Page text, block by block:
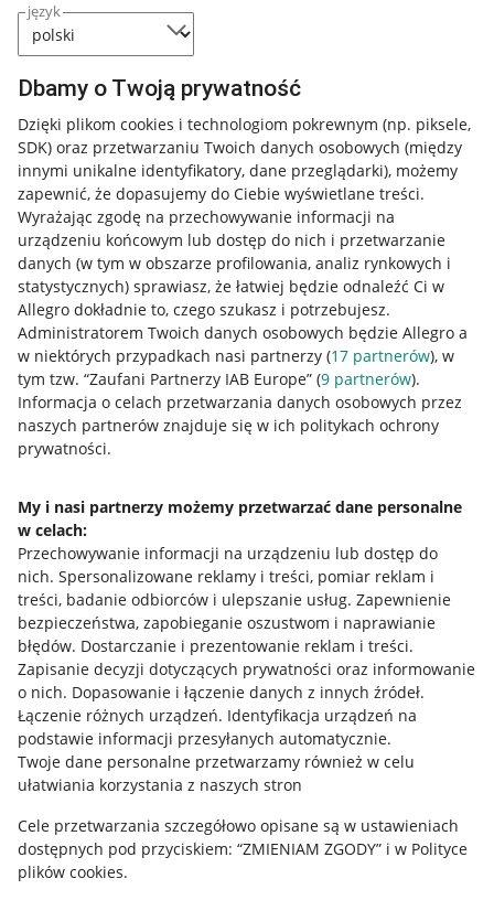
język
Dbamy o Twoją prywatność
Dzięki plikom cookies i technologiom pokrewnym (np. piksele,
SDK) oraz przetwarzaniu Twoich danych osobowych (między
innymi unikalne identyfikatory, dane przeglądarki), możemy
zapewnić, że dopasujemy do Ciebie wyświetlane treści.
Wyrażając zgodę na przechowywanie informacji na
urządzeniu końcowym lub dostęp do nich i przetwarzanie
danych (w tym w obszarze profilowania, analiz rynkowych i
statystycznych) sprawiasz, że łatwiej będzie odnaleźć Ci w
Allegro dokładnie to, czego szukasz i potrzebujesz.
Administratorem Twoich danych osobowych będzie Allegro a
w niektórych przypadkach nasi partnerzy (17 partnerów), w
tym tzw. “Zaufani Partnerzy IAB Europe” (9 partnerów).
Informacja o celach przetwarzania danych osobowych przez
naszych partnerów znajduje się w ich politykach ochrony
prywatności.
My i nasi partnerzy możemy przetwarzać dane personalne
w celach:
Przechowywanie informacji na urządzeniu lub dostęp do
nich. Spersonalizowane reklamy i treści, pomiar reklam i
treści, badanie odbiorców i ulepszanie usług. Zapewnienie
bezpieczeństwa, zapobieganie oszustwom i naprawianie
błędów. Dostarczanie i prezentowanie reklam i treści.
Zapisanie decyzji dotyczących prywatności oraz informowanie
o nich. Dopasowanie i łączenie danych z innych źródeł.
Łączenie różnych urządzeń. Identyfikacja urządzeń na
podstawie informacji przesyłanych automatycznie.
Twoje dane personalne przetwarzamy również w celu
ułatwiania korzystania z naszych stron
Cele przetwarzania szczegółowo opisane są w ustawieniach
dostępnych pod przyciskiem: “ZMIENIAM ZGODY” i w Polityce
plików cookies.
Przydatne informacje
Jak to działa
Allegro Gadane dla sprzedających
Allegro Gadane dla kupujących
Mapa miejscowości
Informacje prawne
Regulamin
Polityka plików "cookies"
Ustawienia plików "cookies"
Udostępnianie lokalizacji
Informacje dla Aktu o Usługach Cyfrowych